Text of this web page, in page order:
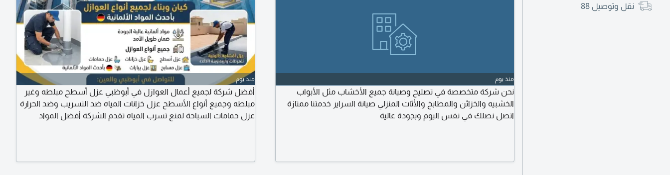
نقل وتوصيل 88
منذ يوم
نحن شركة متخصصة في تصليح وصيانة جميع الأخشاب مثل الأبواب
الخشبيه والخزائن والمطابخ والأثاث المنزلي صيانة السراير خدمتنا ممتازة
اتصل نصلك في نفس اليوم وبجودة عالية
منذ يوم
أفضل شركة لجميع أعمال العوازل في أبوظبي عزل أسطح مبلطه وغير
مبلطه وجميع أنواع الأسطح عزل خزانات المياه ضد التسريب وضد الحرارة
عزل حمامات السباحة لمنع تسرب المياه تقدم الشركة أفضل المواد